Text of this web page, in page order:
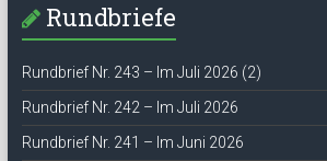
Rundbriefe
Rundbrief Nr. 243 – Im Juli 2026 (2)
Rundbrief Nr. 242 – Im Juli 2026
Rundbrief Nr. 241 – Im Juni 2026